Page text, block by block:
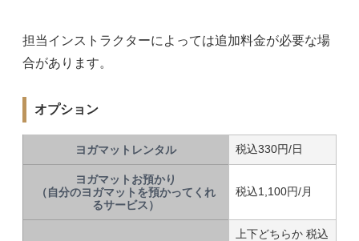
担当インストラクターによっては追加料金が必要な場
合があります。
オプション
ヨガマットレンタル 税込330円/日
ヨガマットお預かり
（自分のヨガマットを預かってくれ
るサービス）
税込1,100円/月
上下どちらか 税込